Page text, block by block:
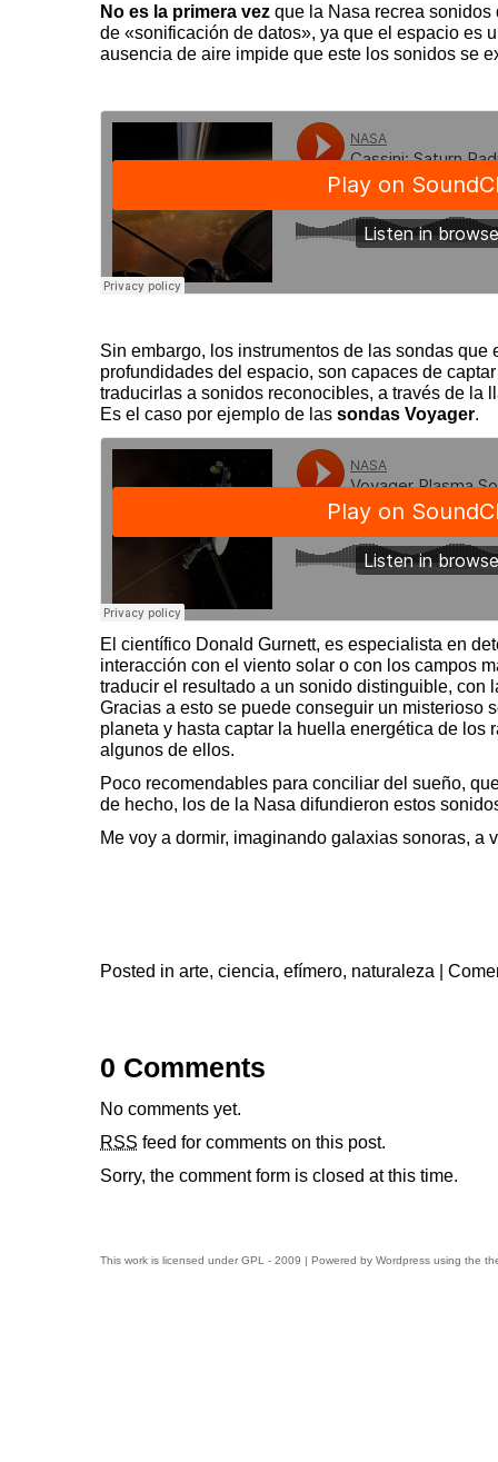
No es la primera vez que la Nasa recrea
de «sonificación de datos», ya que el espacio es
ausencia de aire impide que este los sonidos se
Sin embargo, los instrumentos de las sondas que
profundidades del espacio, son capaces de
traducirlas a sonidos reconocibles, a través de la
Es el caso por ejemplo de las sondas Voyager.
El científico Donald Gurnett, es especialista en
interacción con el viento solar o con los campos
traducir el resultado a un sonido distinguible, con
Gracias a esto se puede conseguir un misterioso
planeta y hasta captar la huella energética de los
algunos de ellos.
Poco recomendables para conciliar del sueño,
de hecho, los de la Nasa difundieron estos
Me voy a dormir, imaginando galaxias sonoras, a
Posted in arte, ciencia, efímero, naturaleza |
0 Comments
No comments yet.
RSS feed for comments on this post.
Sorry, the comment form is closed at this time.
This work is licensed under GPL - 2009 | Powered by Wordpress using the